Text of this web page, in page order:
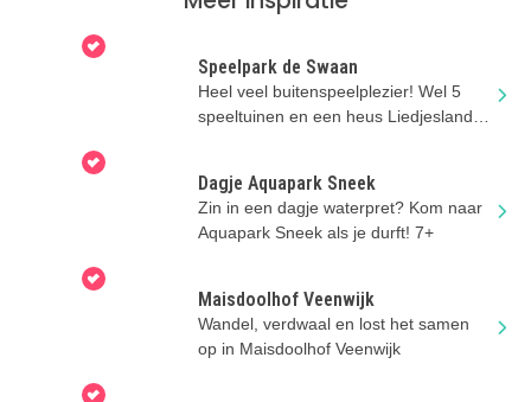
Speelpark de Swaan
Heel veel buitenspeelplezier! Wel 5
speeltuinen en een heus Liedjesland!
Dagje Aquapark Sneek
Zin in een dagje waterpret? Kom naar
Aquapark Sneek als je durft! 7+
Maisdoolhof Veenwijk
Wandel, verdwaal en lost het samen
op in Maisdoolhof Veenwijk